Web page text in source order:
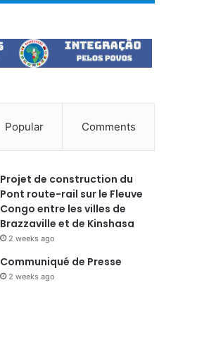
Popular Comments
Projet de construction du
Pont route-rail sur le Fleuve
Congo entre les villes de
Brazzaville et de Kinshasa
2 weeks ago
Communiqué de Presse
2 weeks ago